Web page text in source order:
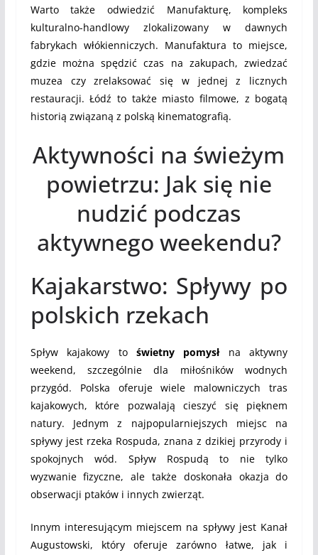
Warto także odwiedzić Manufakturę, kompleks
kulturalno-handlowy zlokalizowany w dawnych
fabrykach włókienniczych. Manufaktura to miejsce,
gdzie można spędzić czas na zakupach, zwiedzać
muzea czy zrelaksować się w jednej z licznych
restauracji. Łódź to także miasto filmowe, z bogatą
historią związaną z polską kinematografią.
Aktywności na świeżym
powietrzu: Jak się nie
nudzić podczas
aktywnego weekendu?
Kajakarstwo: Spływy po
polskich rzekach
Spływ kajakowy to świetny pomysłna aktywny
weekend, szczególnie dla miłośników wodnych
przygód. Polska oferuje wiele malowniczych tras
kajakowych, które pozwalają cieszyć się pięknem
natury. Jednym z najpopularniejszych miejsc na
spływy jest rzeka Rospuda, znana z dzikiej przyrody i
spokojnych wód. Spływ Rospudą to nie tylko
wyzwanie fizyczne, ale także doskonała okazja do
obserwacji ptaków i innych zwierząt.
Innym interesującym miejscem na spływy jest Kanał
Augustowski, który oferuje zarówno łatwe, jak i